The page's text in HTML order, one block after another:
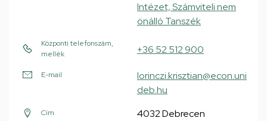
Intézet, Számviteli nem
önálló Tanszék
Központi telefonszám,
mellék
+36 52 512 900
E-mail
lorinczi.krisztian@econ.uni
deb.hu
Cím
4032 Debrecen